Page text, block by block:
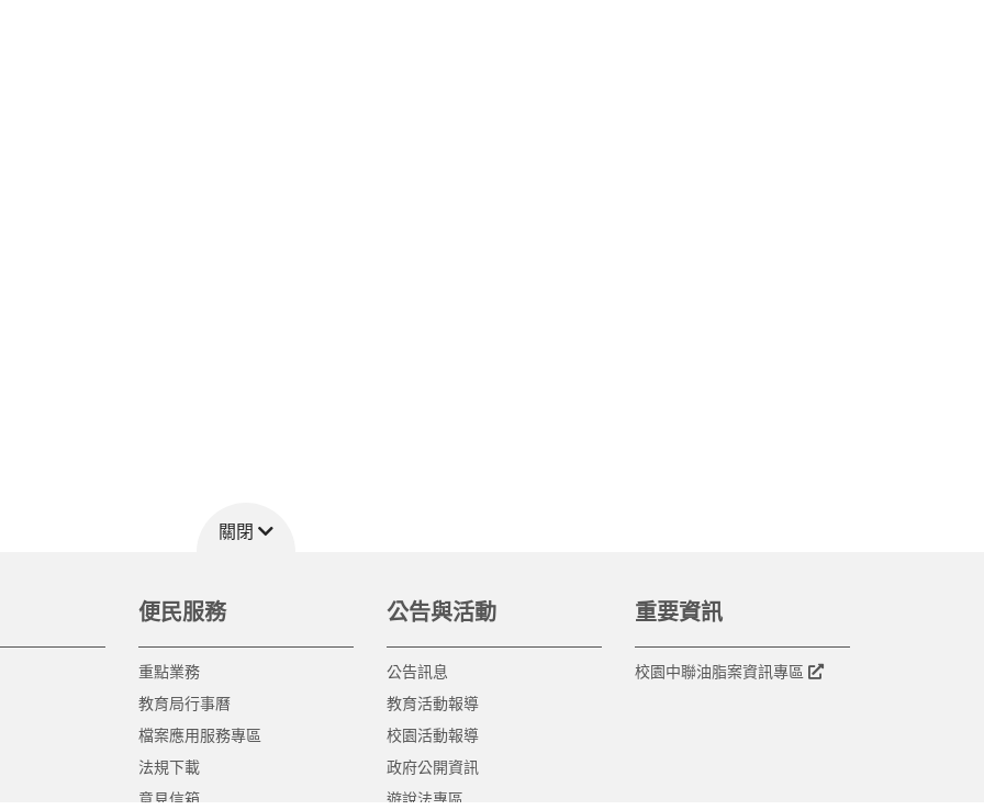
關閉
便民服務
重點業務
教育局行事曆
檔案應用服務專區
法規下載
意見信箱
公告與活動
公告訊息
教育活動報導
校園活動報導
政府公開資訊
遊說法專區
重要資訊
校園中聯油脂案資訊專區